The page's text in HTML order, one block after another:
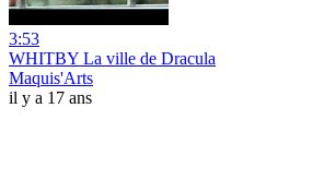
3:53
WHITBY La ville de Dracula
Maquis'Arts
il y a 17 ans